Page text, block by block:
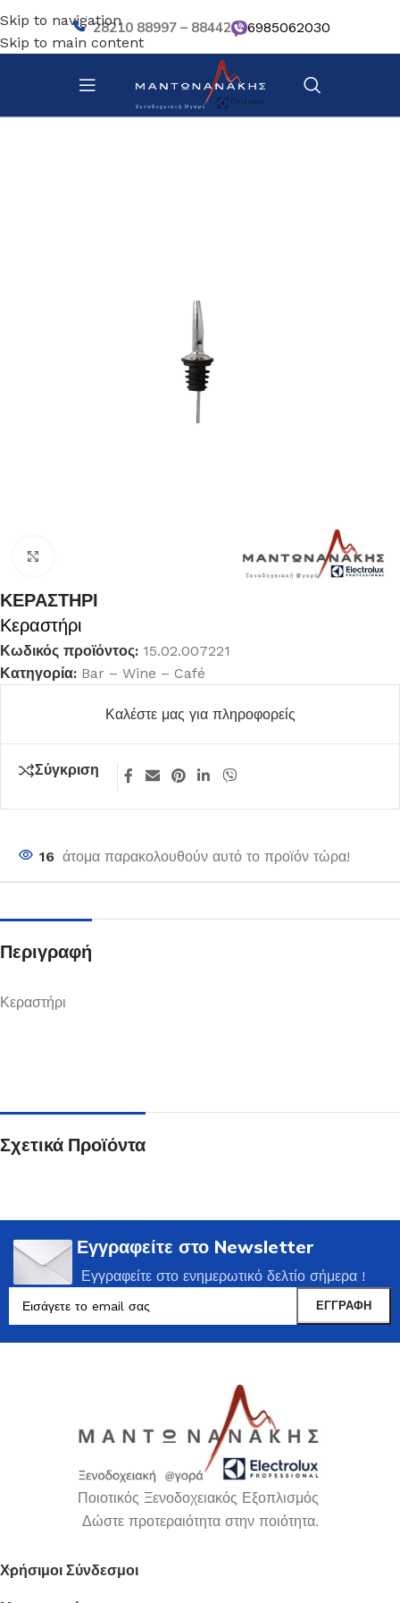
Skip to navigation
Skip to main content
28210 88997 – 88442 6985062030
Αρχική σελίδα/ Bar – Wine – Café
ΚΕΡΑΣΤΗΡΙ
Κεραστήρι
Κωδικός προϊόντος: 15.02.007221
Κατηγορία: Bar – Wine – Café
Καλέστε μας για πληροφορείς
Σύγκριση
16 άτομα παρακολουθούν αυτό το προϊόν τώρα!
Περιγραφή
Κεραστήρι
Σχετικά Προϊόντα
Εγγραφείτε στο Newsletter
Εγγραφείτε στο ενημερωτικό δελτίο σήμερα !
Ποιοτικός Ξενοδοχειακός Εξοπλισμός
Δώστε προτεραιότητα στην ποιότητα.
Χρήσιμοι Σύνδεσμοι